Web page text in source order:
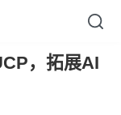
，拓展AI